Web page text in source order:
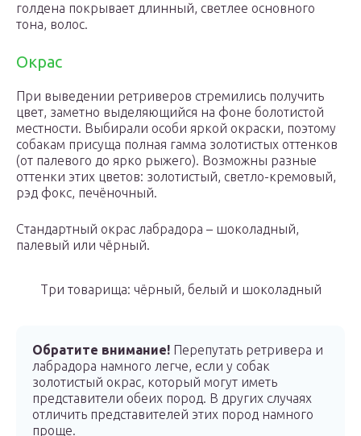
голдена покрывает длинный, светлее основного
тона, волос.
Окрас
При выведении ретриверов стремились получить
цвет, заметно выделяющийся на фоне болотистой
местности. Выбирали особи яркой окраски, поэтому
собакам присуща полная гамма золотистых оттенков
(от палевого до ярко рыжего). Возможны разные
оттенки этих цветов: золотистый, светло-кремовый,
рэд фокс, печёночный.
Стандартный окрас лабрадора – шоколадный,
палевый или чёрный.
Три товарища: чёрный, белый и шоколадный
Обратите внимание! Перепутать ретривера и
лабрадора намного легче, если у собак
золотистый окрас, который могут иметь
представители обеих пород. В других случаях
отличить представителей этих пород намного
проще.